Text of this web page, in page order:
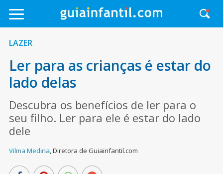
LAZER
Ler para as crianças é estar do
lado delas
Descubra os benefícios de ler para o
seu filho. Ler para ele é estar do lado
dele
Vilma Medina,Diretora de Guiainfantil.com